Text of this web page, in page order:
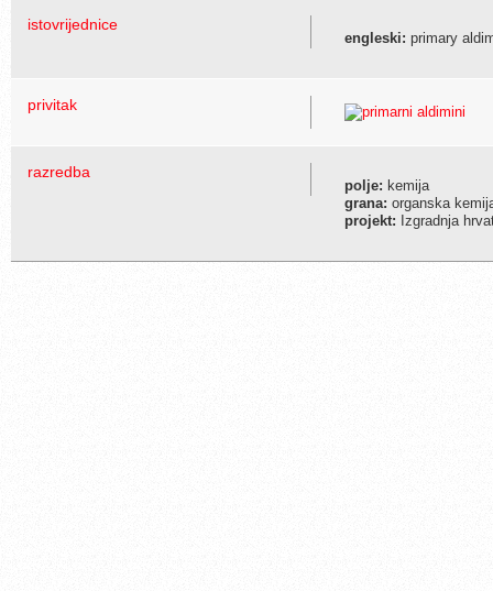
istovrijednice
engleski: primary
privitak
razredba
polje: kemija
grana: organska
projekt: Izgradnja